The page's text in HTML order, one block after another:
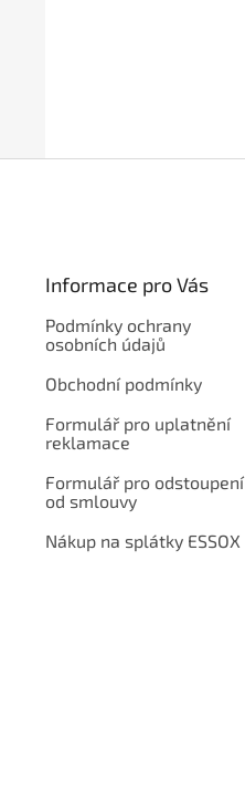
Informace pro Vás
Podmínky ochrany
osobních údajů
Obchodní podmínky
Formulář pro uplatnění
reklamace
Formulář pro odstoupení
od smlouvy
Nákup na splátky ESSOX